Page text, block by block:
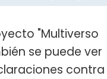
"Multiverso
se puede ver
contra